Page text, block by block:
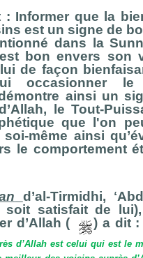
: Informer que la
est un signe de
dans la
bon envers son
de façon
occasionner le
ainsi un
le Tout-
que l'on
soi-même ainsi
le comportement
d’al-Tirmidhi,
soit satisfait de
d’Allah (
) a dit :
d’Allah est celui qui est le